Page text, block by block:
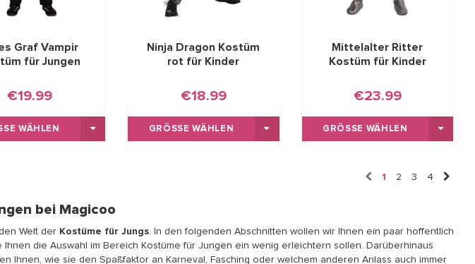
Graf Vampir
für Jungen
€19.99
WÄHLEN
Ninja Dragon Kostüm
rot für Kinder
€18.99
GRÖSSE WÄHLEN
Mittelalter Ritter
Kostüm für Kinder
€23.99
GRÖSSE WÄHLEN
1 2 3 4
bei Magicoo
Welt der Kostüme für Jungs. In den folgenden Abschnitten wollen wir Ihnen ein paar hoffentlich
die Auswahl im Bereich Kostüme für Jungen ein wenig erleichtern sollen. Darüberhinaus
Ihnen, wie sie den Spaßfaktor an Karneval, Fasching oder welchem anderen Anlass auch immer